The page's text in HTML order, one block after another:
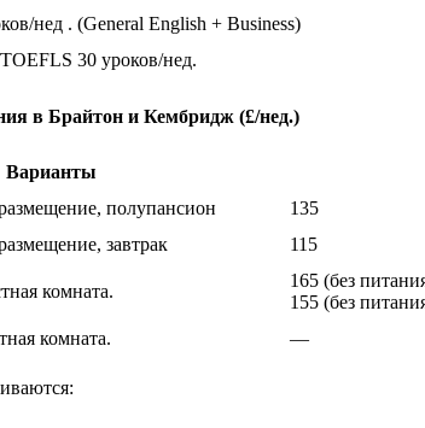
нед . (General English + Business)
30 уроков/нед.
в Брайтон и Кембридж (£/нед.)
Варианты
полупансион
135
завтрак
115
комната.
165 (без
155 (без
комната. —